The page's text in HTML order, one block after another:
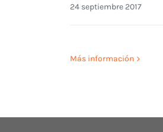
24 septiembre 2017
Más información